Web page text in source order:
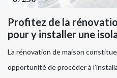
Profitez de la
pour y installer une
La rénovation de maison
opportunité de procéder à